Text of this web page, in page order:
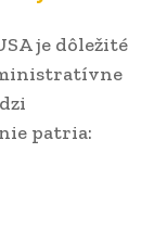
je dôležité
patria: